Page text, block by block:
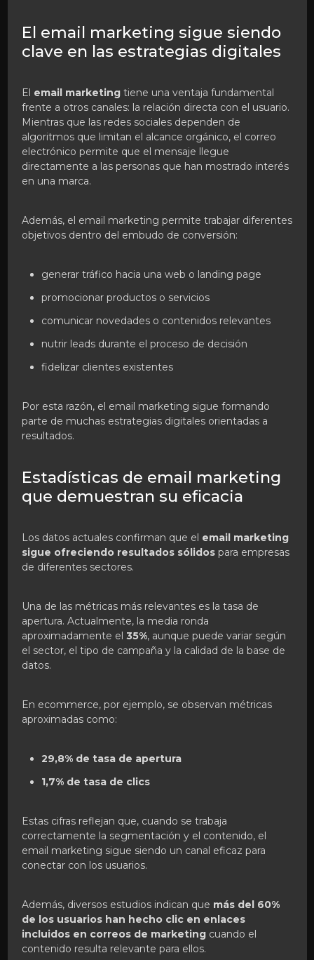
El email marketing sigue siendo
clave en las estrategias digitales
El email marketingtiene una ventaja fundamental
frente a otros canales: la relación directa con el usuario.
Mientras que las redes sociales dependen de
algoritmos que limitan el alcance orgánico, el correo
electrónico permite que el mensaje llegue
directamente a las personas que han mostrado interés
en una marca.
Además, el email marketing permite trabajar diferentes
objetivos dentro del embudo de conversión:
generar tráfico hacia una web o landing page
promocionar productos o servicios
comunicar novedades o contenidos relevantes
nutrir leads durante el proceso de decisión
fidelizar clientes existentes
Por esta razón, el email marketing sigue formando
parte de muchas estrategias digitales orientadas a
resultados.
Estadísticas de email marketing
que demuestran su eficacia
Los datos actuales confirman que el email marketing
sigue ofreciendo resultados sólidospara empresas
de diferentes sectores.
Una de las métricas más relevantes es la tasa de
apertura. Actualmente, la media ronda
aproximadamente el 35%, aunque puede variar según
el sector, el tipo de campaña y la calidad de la base de
datos.
En ecommerce, por ejemplo, se observan métricas
aproximadas como:
29,8% de tasa de apertura
1,7% de tasa de clics
Estas cifras reflejan que, cuando se trabaja
correctamente la segmentación y el contenido, el
email marketing sigue siendo un canal eficaz para
conectar con los usuarios.
Además, diversos estudios indican que más del 60%
de los usuarios han hecho clic en enlaces
incluidos en correos de marketingcuando el
contenido resulta relevante para ellos.